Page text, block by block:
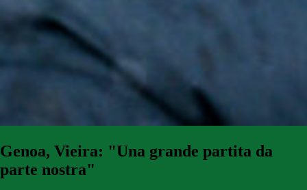
Genoa, Vieira: "Una grande partita da
parte nostra"